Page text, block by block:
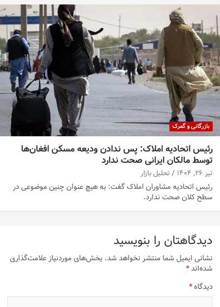
بازرگانی و گمرک
رئیس اتحادیه املاک: پس ندادن ودیعه مسکن افغان‌ها
توسط مالکان ایرانی صحت ندارد
تیر ۲۶, ۱۴۰۴ تحلیل بازار
رئیس اتحادیه مشاوران املاک گفت: به هیچ عنوان چنین موضوعی در
سطح کلان صحت ندارد.
دیدگاهتان را بنویسید
نشانی ایمیل شما منتشر نخواهد شد.بخش‌های موردنیاز علامت‌گذاری
شده‌اند*
دیدگاه*